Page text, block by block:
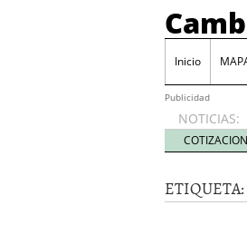
Inicio
Publicidad
NOTICIAS:
ETIQUETA: